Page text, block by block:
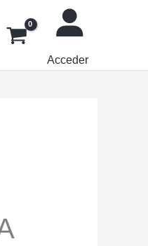
Acceder